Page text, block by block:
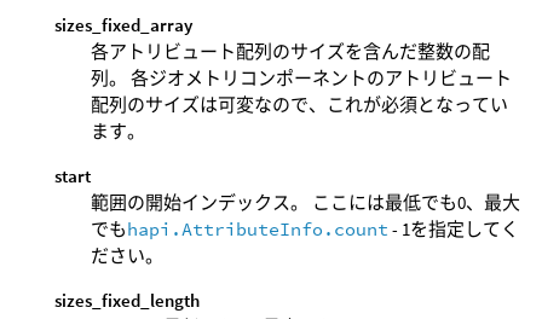
sizes_fixed_array
各アトリビュート配列のサイズを含んだ整数の配
列。 各ジオメトリコンポーネントのアトリビュート
配列のサイズは可変なので、これが必須となってい
ます。
start
範囲の開始インデックス。 ここには最低でも0、最大
でもhapi.AttributeInfo.count - 1を指定してく
ださい。
sizes_fixed_length